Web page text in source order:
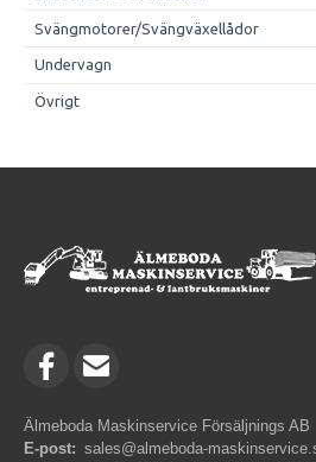
Svängmotorer/Svängväxellådor
Undervagn
Övrigt
Älmeboda Maskinservice Försäljnings AB
E-post: sales@almeboda-